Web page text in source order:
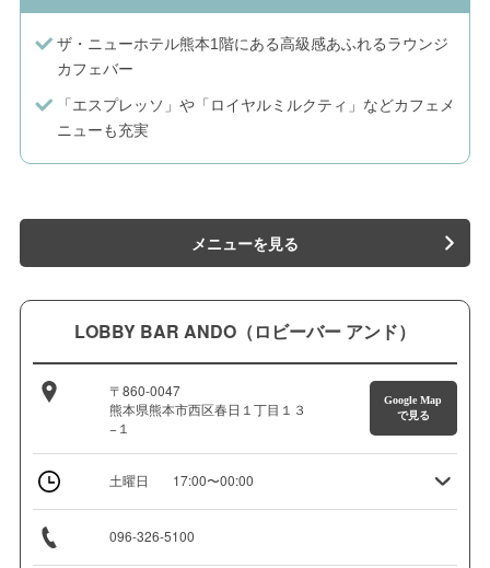
ザ・ニューホテル熊本1階にある高級感あふれるラウンジ
カフェバー
「エスプレッソ」や「ロイヤルミルクティ」などカフェメ
ニューも充実
メニューを見る
LOBBY BAR ANDO（ロビーバー アンド）
〒860-0047
熊本県熊本市西区春日１丁目１３
−１
Google Map
で見る
土曜日 17:00〜00:00
096-326-5100